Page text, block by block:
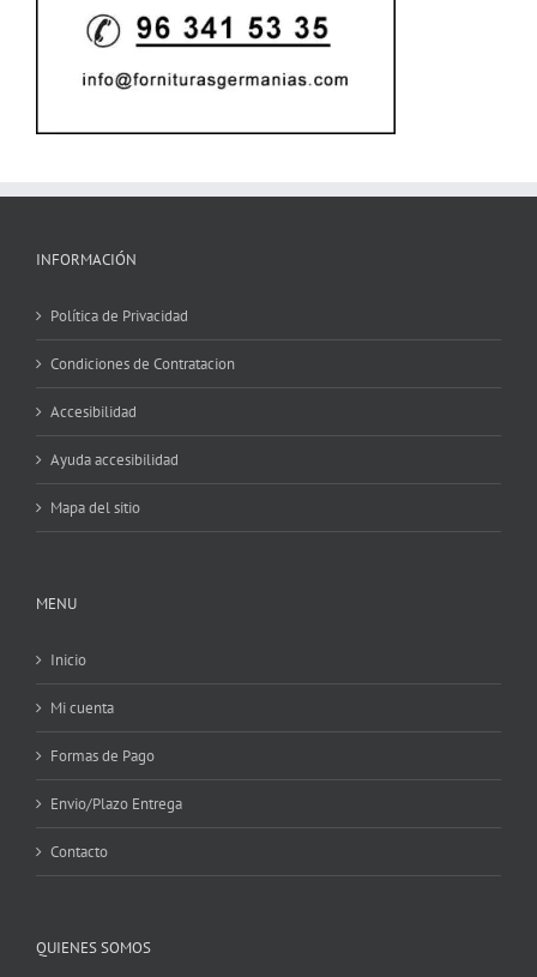
INFORMACIÓN
Política de Privacidad
Condiciones de Contratacion
Accesibilidad
Ayuda accesibilidad
Mapa del sitio
MENU
Inicio
Mi cuenta
Formas de Pago
Envio/Plazo Entrega
Contacto
QUIENES SOMOS